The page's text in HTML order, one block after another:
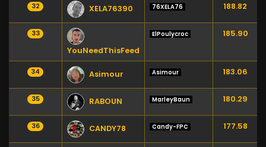
32 XELA76390 76XELA76 188.82
33
YouNeedThisFeed
ElPoulycroc 185.90
34 Asimour Asimour 183.06
35 RABOUN MarleyBaun 180.29
36 CANDY78 Candy-FPC 177.58